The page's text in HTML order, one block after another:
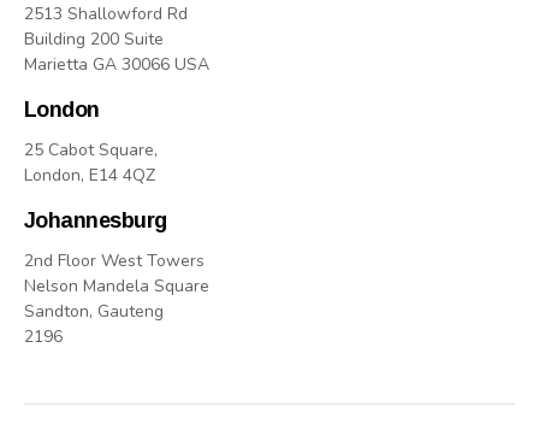
2513 Shallowford Rd
Building 200 Suite
Marietta GA 30066 USA
London
25 Cabot Square,
London, E14 4QZ
Johannesburg
2nd Floor West Towers
Nelson Mandela Square
Sandton, Gauteng
2196